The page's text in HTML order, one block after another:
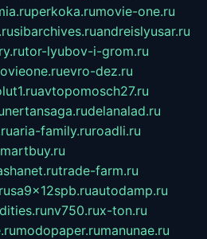
perkoka.rumovie-one.ru
sibarchives.ruandreislyusar.ru
tor-lyubov-i-grom.ru
evro-dez.ru
avtopomosch27.ru
nertansaga.rudelanalad.ru
aria-family.ruroadli.ru
trade-farm.ru
autodamp.ru
nv750.rux-ton.ru
modopaper.rumanunae.ru